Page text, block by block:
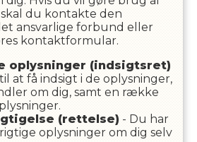
du kontakte den
ansvarlige forbund eller
kontaktformular.
oplysninger (indsigtsret)
at få indsigt i de oplysninger,
om dig, samt en række
(rettelse) - Du har
oplysninger om dig selv